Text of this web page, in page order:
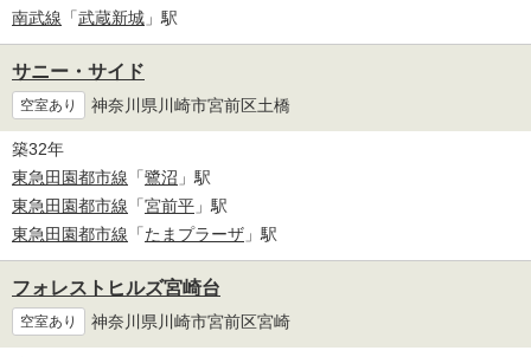
南武線 「武蔵新城 」駅
サニー・サイド
空室あり 神奈川県川崎市宮前区土橋
築32年
東急田園都市線 「鷺沼 」駅
東急田園都市線 「宮前平 」駅
東急田園都市線 「たまプラーザ 」駅
フォレストヒルズ宮崎台
空室あり 神奈川県川崎市宮前区宮崎